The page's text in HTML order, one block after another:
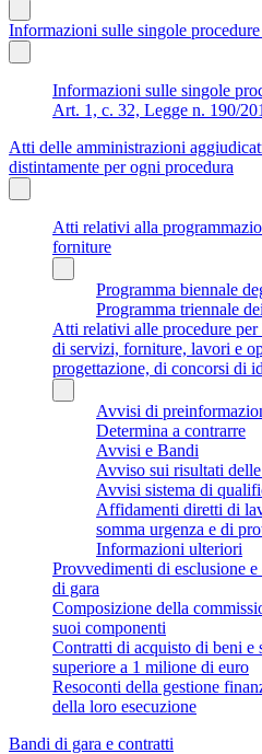
Informazioni sulle singole
Informazioni sulle singole
Art. 1, c. 32, Legge n. 190/
Atti delle amministrazioni
distintamente per ogni procedura
Atti relativi alla
forniture
Programma biennale
Programma triennale
Atti relativi alle procedure
di servizi, forniture, lavori e
progettazione, di concorsi di
Avvisi di
Determina a contrarre
Avvisi e Bandi
Avviso sui risultati
Avvisi sistema di
Affidamenti diretti di
somma urgenza e di
Informazioni ulteriori
Provvedimenti di esclusione
di gara
Composizione della
suoi componenti
Contratti di acquisto di beni
superiore a 1 milione di euro
Resoconti della gestione
della loro esecuzione
Bandi di gara e contratti